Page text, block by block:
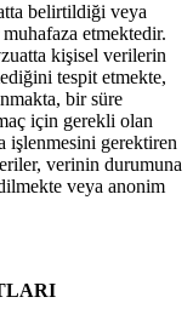
belirtildiği veya
etmektedir.
kişisel verilerin
tespit etmekte,
bir süre
için gerekli olan
işlenmesini gerektiren
verinin durumuna
veya anonim